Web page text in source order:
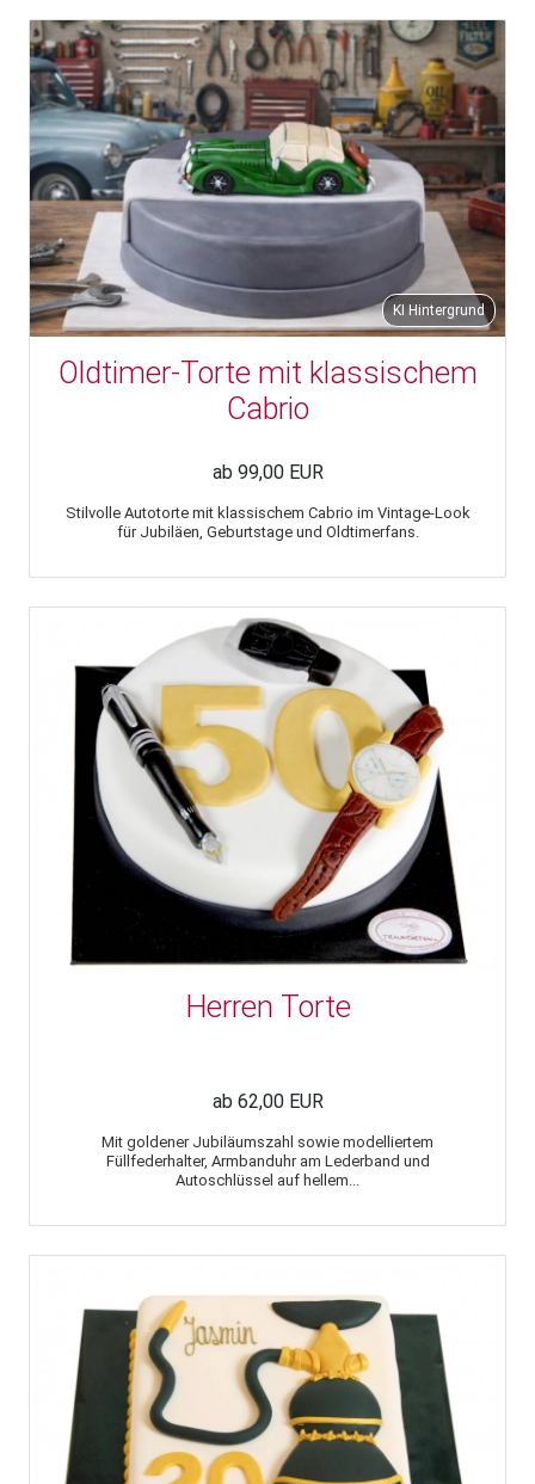
KI Hintergrund
Oldtimer-Torte mit klassischem
Cabrio
ab 99,00 EUR
Stilvolle Autotorte mit klassischem Cabrio im Vintage-Look
für Jubiläen, Geburtstage und Oldtimerfans.
Herren Torte
ab 62,00 EUR
Mit goldener Jubiläumszahl sowie modelliertem
Füllfederhalter, Armbanduhr am Lederband und
Autoschlüssel auf hellem...